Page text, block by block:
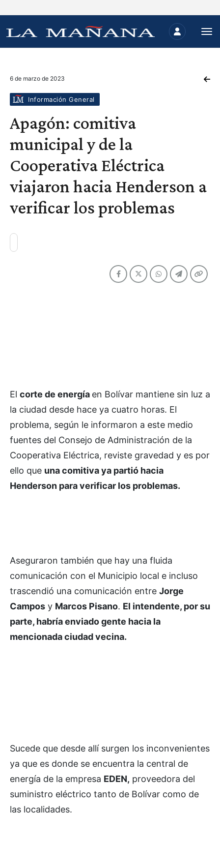
6 de marzo de 2023
Información General
Apagón: comitiva
municipal y de la
Cooperativa Eléctrica
viajaron hacia Henderson a
verificar los problemas
El corte de energía en Bolívar mantiene sin luz a
la ciudad desde hace ya cuatro horas. El
problema, según le informaron a este medio
fuentes del Consejo de Administración de la
Cooperativa Eléctrica, reviste gravedad y es por
ello que una comitiva ya partió hacia
Henderson para verificar los problemas.
Aseguraron también que hay una fluida
comunicación con el Municipio local e incluso
trascendió una comunicación entre Jorge
Campos y Marcos Pisano. El intendente, por su
parte, habría enviado gente hacia la
mencionada ciudad vecina.
Sucede que desde allí surgen los inconvenientes
ya que es donde se encuentra la central de
energía de la empresa EDEN, proveedora del
suministro eléctrico tanto de Bolívar como de
las localidades.